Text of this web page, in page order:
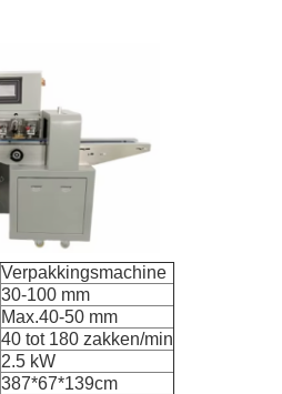
Verpakkingsmachine
30-100 mm
Max.40-50 mm
40 tot 180 zakken/min
2.5 kW
387*67*139cm